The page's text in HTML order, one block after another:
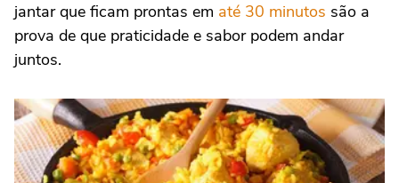
jantar que ficam prontas em até 30 minutos são a
prova de que praticidade e sabor podem andar
juntos.